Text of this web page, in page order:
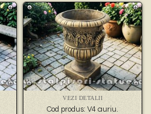
VEZI DETALII
Cod produs: V4 auriu.